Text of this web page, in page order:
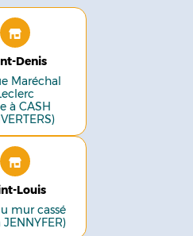
Denis
Maréchal
à CASH
Louis
mur cassé
JENNYFER)